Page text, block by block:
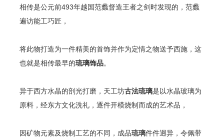
相传是公元前493年越国范蠡督造王者之剑 时发现的， 范蠡
遍访能工巧匠，
将此物打造为一件精美的首饰并作为定情之物送予西施，这
也就是相传最早的琉璃饰品。
异于西方水晶的剖光打磨，天工坊古法琉璃是以水晶玻璃为
原料，经东方文化洗礼，逐件开模烧制而成的艺术品，
因矿物元素及烧制工艺的不同，成品琉璃件件迥异，令佩带